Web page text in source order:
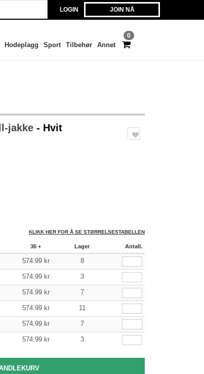
LOGIN JOIN NÅ
0
Hodeplagg Sport Tilbehør Annet
jakke - Hvit
KLIKK HER FOR Å SE STØRRELSESTABELLEN
36 + Lager Antall.
574.99 kr 8
574.99 kr 3
574.99 kr 7
574.99 kr 11
574.99 kr 7
574.99 kr 3